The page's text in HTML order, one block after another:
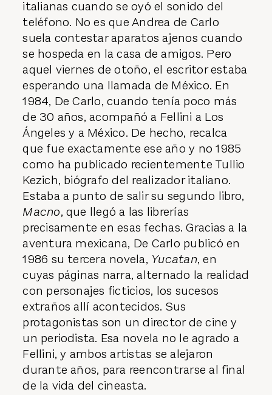
italianas cuando se oyó el sonido del
teléfono. No es que Andrea de Carlo
suela contestar aparatos ajenos cuando
se hospeda en la casa de amigos. Pero
aquel viernes de otoño, el escritor estaba
esperando una llamada de México. En
1984, De Carlo, cuando tenía poco más
de 30 años, acompañó a Fellini a Los
Ángeles y a México. De hecho, recalca
que fue exactamente ese año y no 1985
como ha publicado recientemente Tullio
Kezich, biógrafo del realizador italiano.
Estaba a punto de salir su segundo libro,
Macno, que llegó a las librerías
precisamente en esas fechas. Gracias a la
aventura mexicana, De Carlo publicó en
1986 su tercera novela, Yucatan, en
cuyas páginas narra, alternado la realidad
con personajes ficticios, los sucesos
extraños allí acontecidos. Sus
protagonistas son un director de cine y
un periodista. Esa novela no le agrado a
Fellini, y ambos artistas se alejaron
durante años, para reencontrarse al final
de la vida del cineasta.